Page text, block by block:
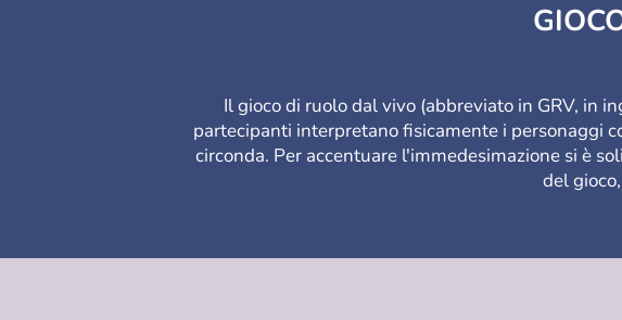
Il gioco di ruolo dal vivo (abbreviato in GRV, in
partecipanti interpretano fisicamente i personaggi
circonda. Per accentuare l'immedesimazione si è
del